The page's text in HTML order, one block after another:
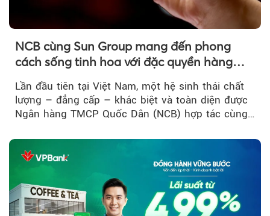
NCB cùng Sun Group mang đến phong
cách sống tinh hoa với đặc quyền hàng
Lần đầu tiên tại Việt Nam, một hệ sinh thái chất
lượng – đẳng cấp – khác biệt và toàn diện được
Ngân hàng TMCP Quốc Dân (NCB) hợp tác cùng